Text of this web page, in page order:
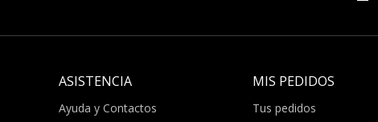
ASISTENCIA
Ayuda y Contactos
MIS PEDIDOS
Tus pedidos